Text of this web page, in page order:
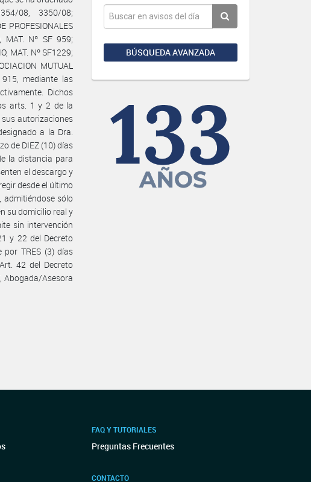
BÚSQUEDA AVANZADA
08, 3350/08;
PROFESIONALES
MAT. Nº SF 959;
MAT. Nº SF1229;
MUTUAL
915, mediante las
Dichos
arts. 1 y 2 de la
autorizaciones
a la Dra.
de DIEZ (10) días
la distancia para
el descargo y
desde el último
admitiéndose sólo
su domicilio real y
sin intervención
y 22 del Decreto
por TRES (3) días
42 del Decreto
Abogada/Asesora
FAQ Y TUTORIALES
Preguntas Frecuentes
CONTACTO